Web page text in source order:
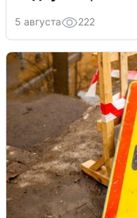
5 августа 222